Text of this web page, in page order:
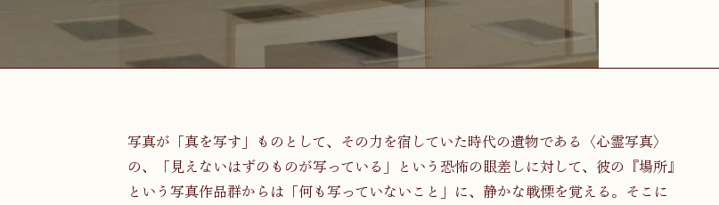
写真が「真を写す」ものとして、その力を宿していた時代の遺物である〈心霊写真〉
の、「見えないはずのものが写っている」という恐怖の眼差しに対して、彼の『場所』
という写真作品群からは「何も写っていないこと」に、静かな戦慄を覚える。そこに